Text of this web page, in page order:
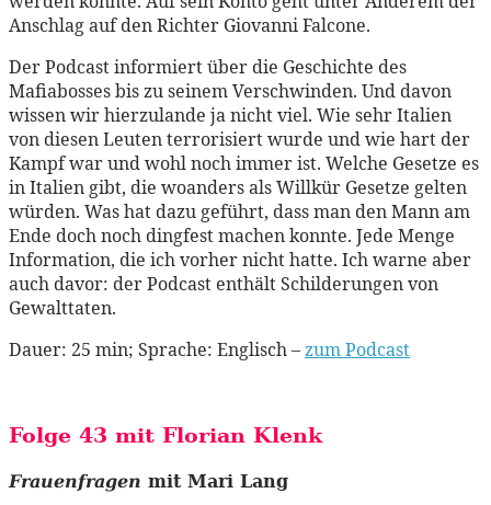
Anschlag auf den Richter Giovanni Falcone.
Der Podcast informiert über die Geschichte des
Mafiabosses bis zu seinem Verschwinden. Und davon
wissen wir hierzulande ja nicht viel. Wie sehr Italien
von diesen Leuten terrorisiert wurde und wie hart der
Kampf war und wohl noch immer ist. Welche Gesetze es
in Italien gibt, die woanders als Willkür Gesetze gelten
würden. Was hat dazu geführt, dass man den Mann am
Ende doch noch dingfest machen konnte. Jede Menge
Information, die ich vorher nicht hatte. Ich warne aber
auch davor: der Podcast enthält Schilderungen von
Gewalttaten.
Dauer: 25 min; Sprache: Englisch –zum Podcast
Folge 43 mit Florian Klenk
Frauenfragen mit Mari Lang